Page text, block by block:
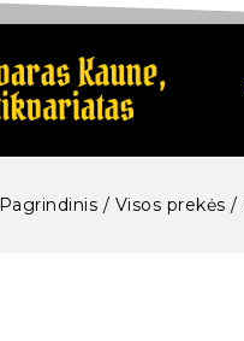
Pagrindinis / Visos prekės /